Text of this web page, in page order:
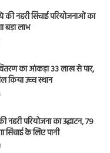
नहरी सिंचाई परियोजनाओं का
बड़ा लाभ
का आंकड़ा 33 लाख से पार,
किया उच्च स्थान
परियोजना का उद्घाटन, 79
सिंचाई के लिए पानी